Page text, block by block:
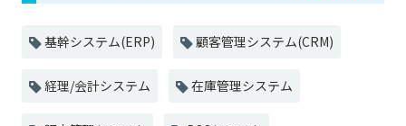
基幹システム(ERP) 顧客管理システム(CRM)
経理/会計システム 在庫管理システム